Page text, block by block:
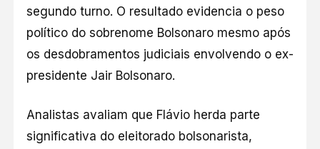
segundo turno. O resultado evidencia o peso
político do sobrenome Bolsonaro mesmo após
os desdobramentos judiciais envolvendo o ex-
presidente Jair Bolsonaro.
Analistas avaliam que Flávio herda parte
significativa do eleitorado bolsonarista,